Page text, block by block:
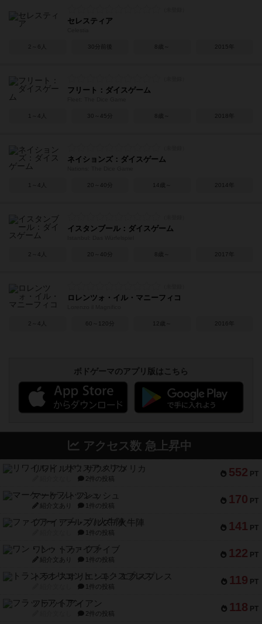
セレスティア
2～6人 30分前後 8歳～ 2015年
フリート：ダイスゲーム
1～4人 30～45分 8歳～ 2018年
ネイションズ：ダイスゲーム
1～4人 20～40分 14歳～ 2014年
イスタンブール：ダイスゲーム
2～4人 20～40分 8歳～ 2017年
ロレンツォ・イル・マニーフィコ
2～4人 60～120分 12歳～ 2016年
ボドゲーマのアプリ版はこちら
アクセス数 急上昇中
552 PT
リワイルド：サウスアメリカ
2件の投稿
170 PT
マーケットフレッシュ
紹介文あり 1件の投稿
141 PT
ファイアー・ブルズ / 火牛陣
1件の投稿
122 PT
ワン・トゥ・ファイブ
紹介文あり 1件の投稿
119 PT
トランスオリエント・エクスプレス
1件の投稿
118 PT
フラットアイアン
2件の投稿